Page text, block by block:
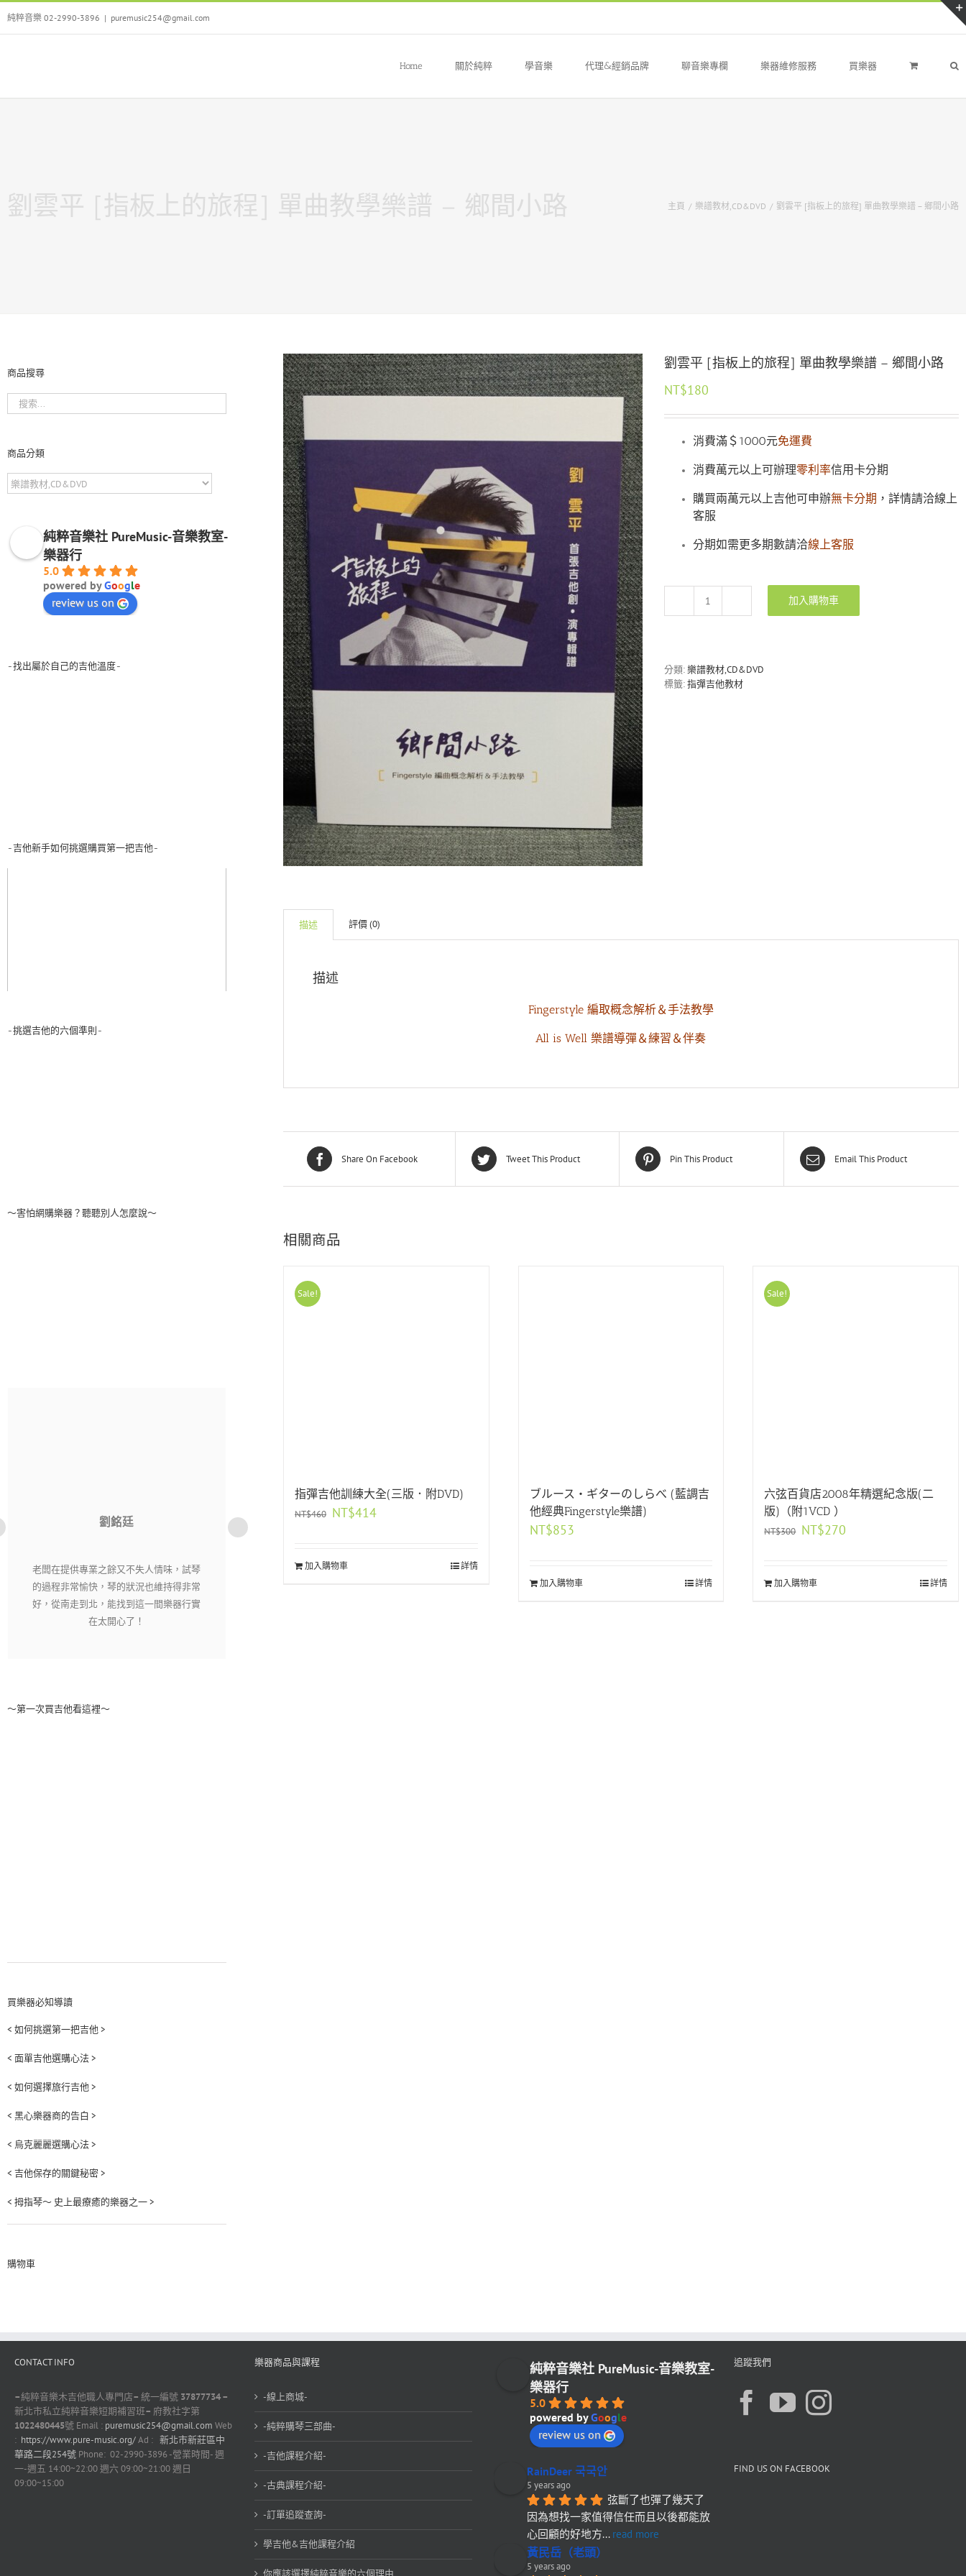
Skip
content
純粹音樂 02-2990-3896 | puremusic254@gmail.com
Home 關於純粹 學音樂 代理&經銷品牌 聊音樂專欄 樂器維修服務 買樂器
劉雲平 [指板上的旅程] 單曲教學樂譜 – 鄉間小路 主頁 / 樂譜教材,CD&DVD / 劉雲平 [指板上的旅程] 單曲教學樂譜 – 鄉間小路
劉雲平 [指板上的旅程] 單曲教學樂譜 – 鄉間小路
NT$180
消費滿＄1000元免運費
消費萬元以上可辦理零利率信用卡分期
購買兩萬元以上吉他可申辦無卡分期 ，詳情請洽線上
客服
分期如需更多期數請洽線上客服
劉
板
上
加入購物車
分類:樂譜教材,CD&DVD
標籤:指彈吉他教材
描述 評價 (0)
描述
Fingerstyle 編取概念解析＆手法教學
All is Well 樂譜導彈＆練習＆伴奏
Share On Facebook Tweet This Product Pin This Product Email This Product
相關商品
Sale!
指彈吉他訓練大全(三版．附DVD)
NT$460 原
NT$460。
NT$414
加入購物車 詳情
ブルース・ギターのしらべ (藍調吉
他經典Fingerstyle樂譜)
NT$853
加入購物車 詳情
Sale!
六弦百貨店2008年精選紀念版(二
版)（附1VCD ）
NT$300 原
NT$300。
NT$270
加入購物車 詳情
商品搜尋
商品分類
純粹音樂社 PureMusic-音樂教室-
樂器行
5.0
powered byGoogle
review us on
-找出屬於自己的吉他溫度-
-吉他新手如何挑選購買第一把吉他-
-挑選吉他的六個準則-
～害怕網購樂器？聽聽別人怎麼說～
洪貫傑
老闆相當用心，每一把琴都經過細心挑選
又嚴格把關，現場琴各有各的特色，在這
裡絕對能找到自己適合有喜愛的琴。
蘇芳妤
純粹音樂社是一間親切又體貼的店家。網
徽你莫屬
細節，服務很棒！之後也會考慮在這裡買
誠推薦到適合我們的樂器
～第一次買吉他看這裡～
買樂器必知導讀
< 如何挑選第一把吉他 >
< 面單吉他選購心法 >
< 如何選擇旅行吉他 >
< 黑心樂器商的告白 >
< 烏克麗麗選購心法 >
< 吉他保存的關鍵秘密 >
< 拇指琴～ 史上最療癒的樂器之一 >
購物車
CONTACT INFO
–純粹音樂木吉他職人專門店– 統一編號 37877734 –
新北市私立純粹音樂短期補習班– 府教社字第
1022480445號 Email : puremusic254@gmail.com Web
: https://www.pure-music.org/Ad : 新北市新莊區中
華路二段254號 Phone: 02-2990-3896 -營業時間- 週
一-週五 14:00~22:00 週六 09:00~21:00 週日
09:00~15:00
樂器商品與課程
-線上商城-
-純粹購琴三部曲-
-吉他課程介紹-
-古典課程介紹-
-訂單追蹤查詢-
學吉他&吉他課程介紹
你應該選擇純粹音樂的六個理由
純粹音樂社 PureMusic-音樂教室-
樂器行
5.0
powered byGoogle
review us on
RainDeer 국국안
5 years ago
弦斷了也彈了幾天了
因為想找一家值得信任而且以後都能放
心回顧的好地方... read more
黃民岳（老頭）
5 years ago
追蹤我們
FIND US ON FACEBOOK